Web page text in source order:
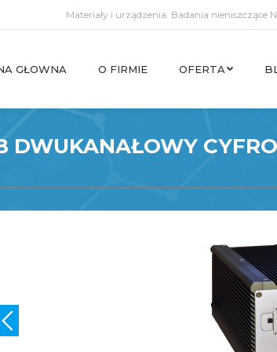
Materiały i urządzenia. Badania nieniszczące
GŁOWNA O FIRMIE OFERTA
DWUKANAŁOWY